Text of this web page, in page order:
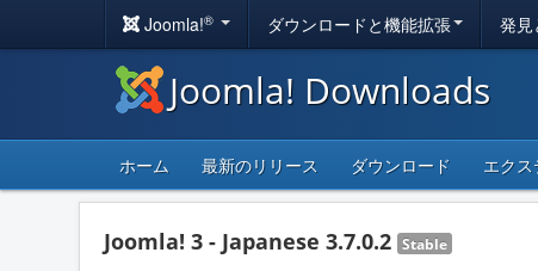
Joomla!® ダウンロードと機能拡張 発見
Joomla! Downloads
ホーム 最新のリリース ダウンロード エク
Joomla! 3 - Japanese 3.7.0.2 Stable